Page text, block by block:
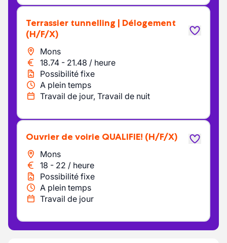
Terrassier tunnelling | Délogement
(H/F/X)
Mons
18.74 - 21.48 / heure
Possibilité fixe
A plein temps
Travail de jour, Travail de nuit
Ouvrier de voirie QUALIFIE! (H/F/X)
Mons
18 - 22 / heure
Possibilité fixe
A plein temps
Travail de jour